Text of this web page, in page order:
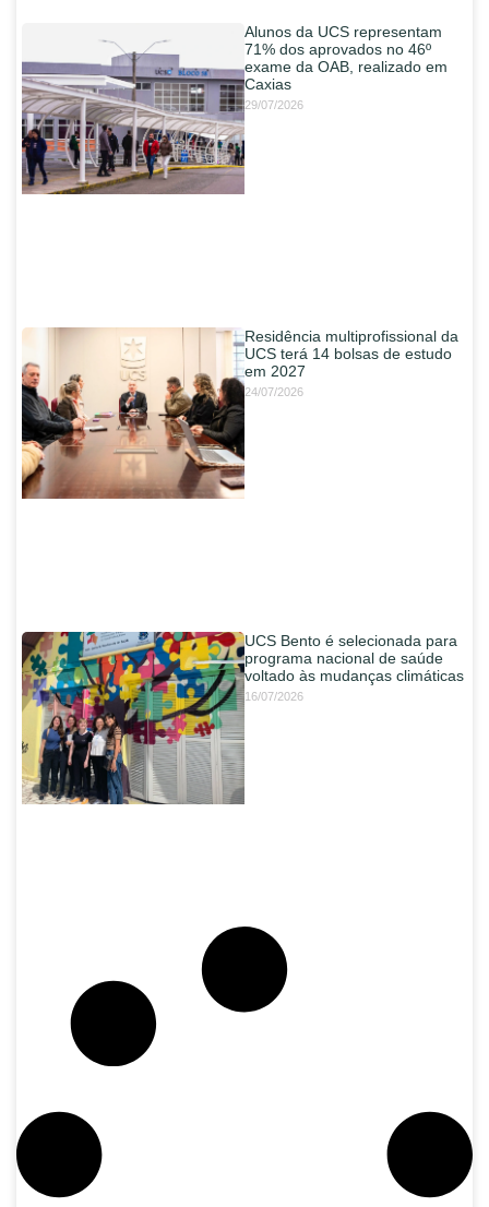
Alunos da UCS representam
71% dos aprovados no 46º
exame da OAB, realizado em
Caxias
29/07/2026
Residência multiprofissional da
UCS terá 14 bolsas de estudo
em 2027
24/07/2026
UCS Bento é selecionada para
programa nacional de saúde
voltado às mudanças climáticas
16/07/2026